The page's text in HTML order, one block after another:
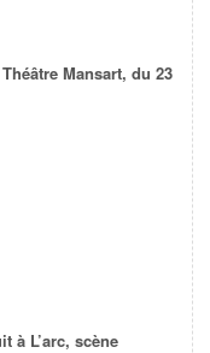
Mansart, du 23
à L’arc, scène